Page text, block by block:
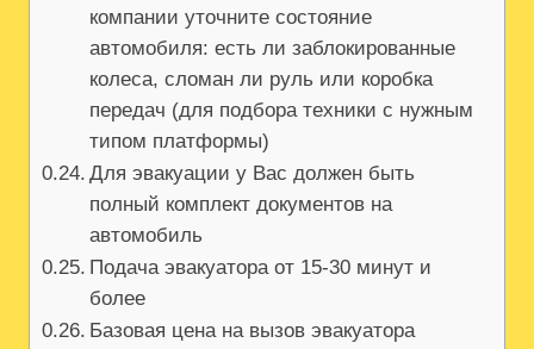
компании уточните состояние
автомобиля: есть ли заблокированные
колеса, сломан ли руль или коробка
передач (для подбора техники с нужным
типом платформы)
Для эвакуации у Вас должен быть
полный комплект документов на
автомобиль
Подача эвакуатора от 15-30 минут и
более
Базовая цена на вызов эвакуатора